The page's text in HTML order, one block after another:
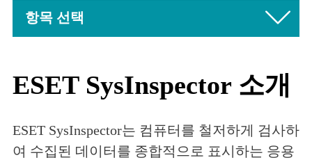
항목 선택
ESET SysInspector 소개
ESET SysInspector는 컴퓨터를 철저하게 검사하
여 수집된 데이터를 종합적으로 표시하는 응용